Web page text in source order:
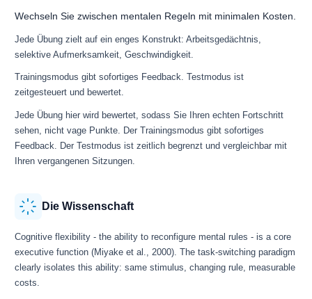
Wechseln Sie zwischen mentalen Regeln mit minimalen Kosten.
Jede Übung zielt auf ein enges Konstrukt: Arbeitsgedächtnis,
selektive Aufmerksamkeit, Geschwindigkeit.
Trainingsmodus gibt sofortiges Feedback. Testmodus ist
zeitgesteuert und bewertet.
Jede Übung hier wird bewertet, sodass Sie Ihren echten Fortschritt
sehen, nicht vage Punkte. Der Trainingsmodus gibt sofortiges
Feedback. Der Testmodus ist zeitlich begrenzt und vergleichbar mit
Ihren vergangenen Sitzungen.
Die Wissenschaft
Cognitive flexibility - the ability to reconfigure mental rules - is a core
executive function (Miyake et al., 2000). The task-switching paradigm
clearly isolates this ability: same stimulus, changing rule, measurable
costs.